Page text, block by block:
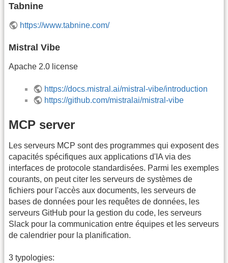
Tabnine
https://www.tabnine.com/
Mistral Vibe
Apache 2.0 license
https://docs.mistral.ai/mistral-vibe/introduction
https://github.com/mistralai/mistral-vibe
MCP server
Les serveurs MCP sont des programmes qui exposent des
capacités spécifiques aux applications d'IA via des
interfaces de protocole standardisées. Parmi les exemples
courants, on peut citer les serveurs de systèmes de
fichiers pour l'accès aux documents, les serveurs de
bases de données pour les requêtes de données, les
serveurs GitHub pour la gestion du code, les serveurs
Slack pour la communication entre équipes et les serveurs
de calendrier pour la planification.
3 typologies: